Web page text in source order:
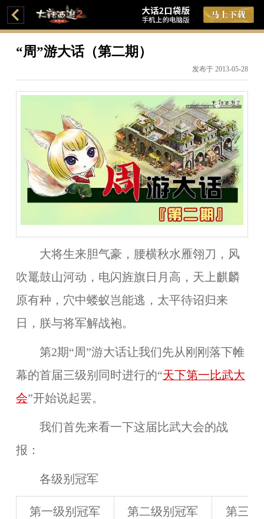
“周”游大话（第二期）
发布于 2013-05-28
大将生来胆气豪，腰横秋水雁翎刀，风
吹鼍鼓山河动，电闪旌旗日月高，天上麒麟
原有种，穴中蝼蚁岂能逃，太平待诏归来
日，朕与将军解战袍。
第2期“周”游大话让我们先从刚刚落下帷
幕的首届三级别同时进行的“天下第一比武大
会”开始说起罢。
我们首先来看一下这届比武大会的战
报：
各级别冠军
第一级别冠军 第二级别冠军 第三级